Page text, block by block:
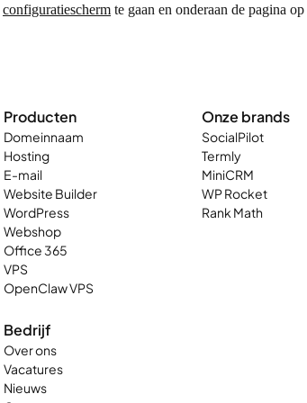
configuratiescherm te gaan en onderaan de pagina op
Producten
Domeinnaam
Hosting
E-mail
Website Builder
WordPress
Webshop
Office 365
VPS
OpenClaw VPS
Onze brands
SocialPilot
Termly
MiniCRM
WP Rocket
Rank Math
Bedrijf
Over ons
Vacatures
Nieuws